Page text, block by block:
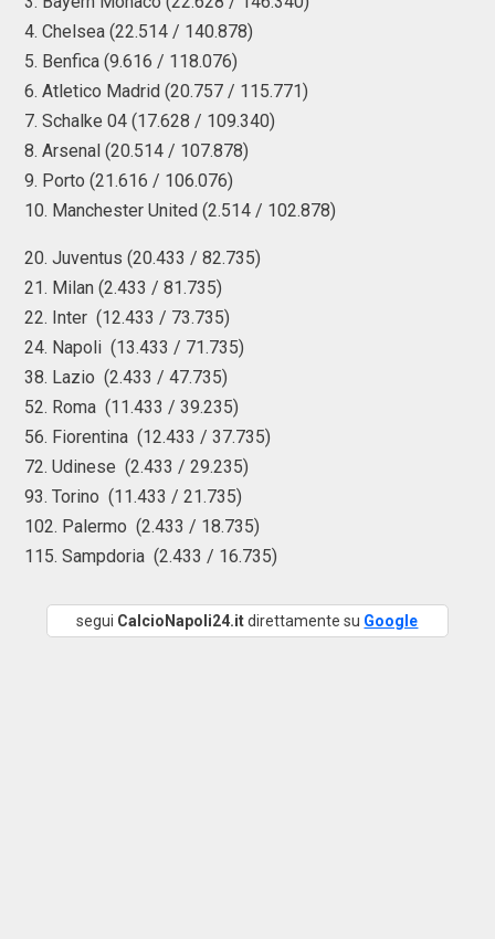
4. Chelsea (22.514 / 140.878)
5. Benfica (9.616 / 118.076)
6. Atletico Madrid (20.757 / 115.771)
7. Schalke 04 (17.628 / 109.340)
8. Arsenal (20.514 / 107.878)
9. Porto (21.616 / 106.076)
10. Manchester United (2.514 / 102.878)
20. Juventus (20.433 / 82.735)
21. Milan (2.433 / 81.735)
22. Inter (12.433 / 73.735)
24. Napoli (13.433 / 71.735)
38. Lazio (2.433 / 47.735)
52. Roma (11.433 / 39.235)
56. Fiorentina (12.433 / 37.735)
72. Udinese (2.433 / 29.235)
93. Torino (11.433 / 21.735)
102. Palermo (2.433 / 18.735)
115. Sampdoria (2.433 / 16.735)
segui CalcioNapoli24.itdirettamente su Google